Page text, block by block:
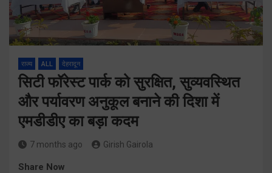
राज्य ALL देहरादून
सिटी फॉरेस्ट पार्क को सुरक्षित, सुव्यवस्थित
और पर्यावरण अनुकूल बनाने की दिशा में
एमडीडीए का बड़ा कदम
7 months ago Girish Gairola
Share Now